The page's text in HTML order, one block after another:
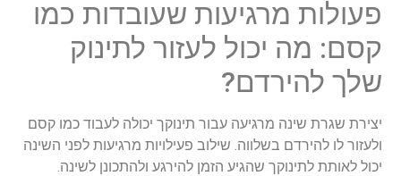
פעולות מרגיעות שעובדות כמו
קסם: מה יכול לעזור לתינוק
שלך להירדם?
יצירת שגרת שינה מרגיעה עבור תינוקך יכולה לעבוד כמו קסם
ולעזור לו להירדם בשלווה. שילוב פעילויות מרגיעות לפני השינה
יכול לאותת לתינוקך שהגיע הזמן להירגע ולהתכונן לשינה.